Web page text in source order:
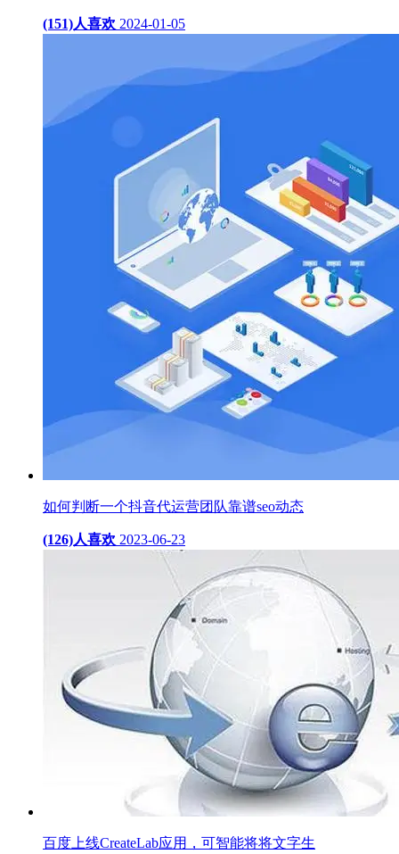
(151)人喜欢 2024-01-05
如何判断一个抖音代运营团队靠谱seo动态
(126)人喜欢 2023-06-23
百度上线CreateLab应用，可智能将将文字生